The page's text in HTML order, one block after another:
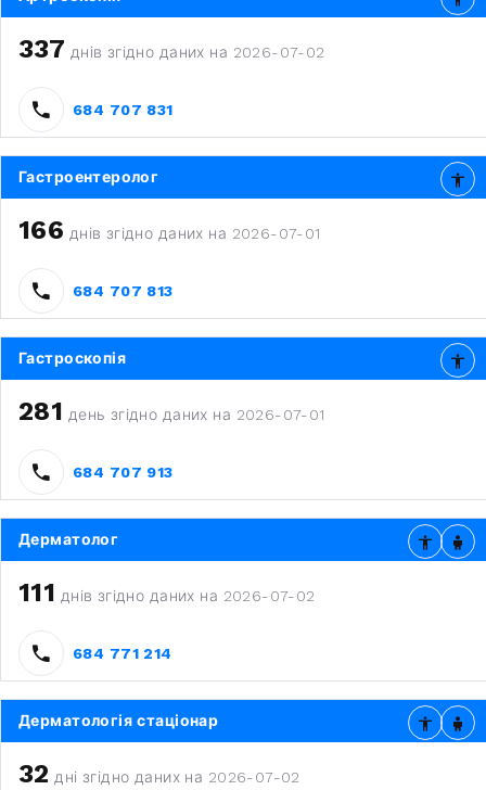
337 днів згідно даних на 2026-07-02
684 707 831
Гастроентеролог
166 днів згідно даних на 2026-07-01
684 707 813
Гастроскопія
281 день згідно даних на 2026-07-01
684 707 913
Дерматолог
111 днів згідно даних на 2026-07-02
684 771 214
Дерматологія стаціонар
32 дні згідно даних на 2026-07-02